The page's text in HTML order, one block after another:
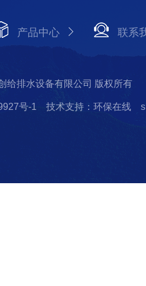
产品中心 联系
给排水设备有限公司 版权所有
号-1 技术支持：环保在线